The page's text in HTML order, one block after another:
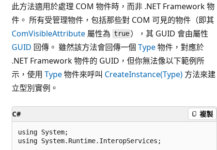
此方法適用於處理 COM 物件時，而非 .NET Framework 物
件。 所有受管理物件，包括那些對 COM 可見的物件（即其
ComVisibleAttribute 屬性為 true ），其 GUID 會由屬性
GUID 回傳。 雖然該方法會回傳一個 Type物件，對應於
.NET Framework 物件的 GUID，但你無法像以下範例所
示，使用 Type物件來呼叫 CreateInstance(Type) 方法來建
立型別實例。
C# 複製
using System;
using System.Runtime.InteropServices;